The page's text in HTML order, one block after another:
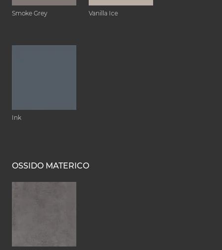
Smoke Grey Vanilla Ice
Ink
OSSIDO MATERICO